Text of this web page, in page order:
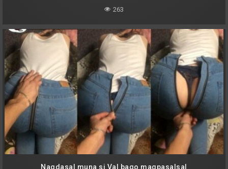
263
Nagdasal muna si Val bago magpasalsal